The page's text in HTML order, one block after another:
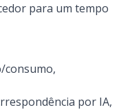
para um tempo
consumo,
por IA,